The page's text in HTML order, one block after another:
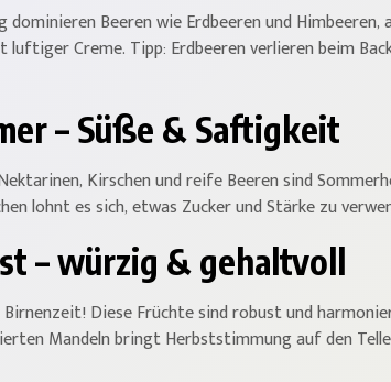
dominieren Beeren wie Erdbeeren und
Creme. Tipp: Erdbeeren verlieren beim
– Süße & Saftigkeit
Kirschen und reife Beeren sind
lohnt es sich, etwas Zucker und Stärke zu
– würzig & gehaltvoll
Diese Früchte sind robust und
Mandeln bringt Herbststimmung auf den